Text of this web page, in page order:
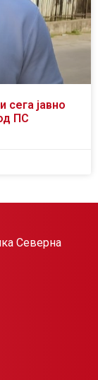
јавно
ПС
Северна